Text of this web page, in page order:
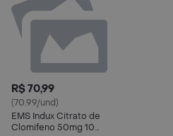
R$ 70,99
(70.99/und)
EMS Indux Citrato de
Clomifeno 50mg 10